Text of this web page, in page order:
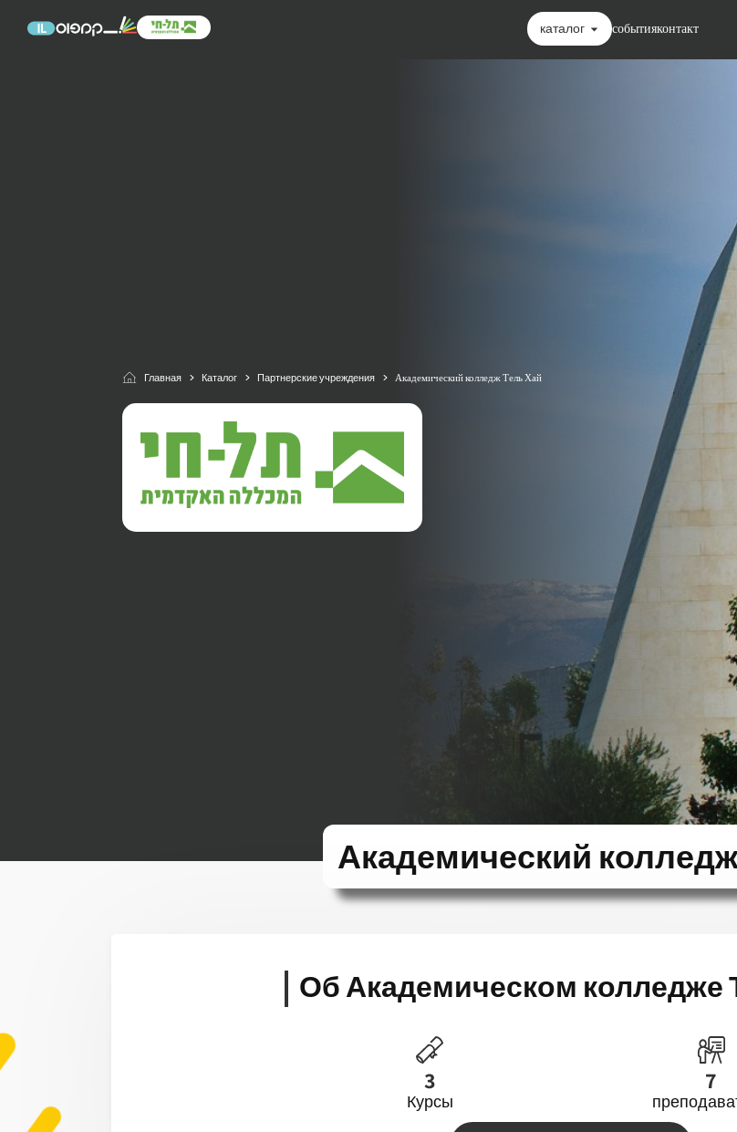
каталог событияконтакт
Главная Каталог Партнерские учреждения Академический колледж Тель Хай
Академический
Об Академическом колледже
3
Курсы
7